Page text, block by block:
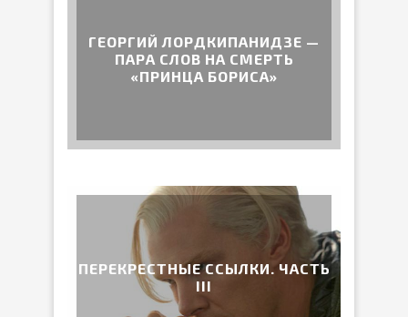
ГЕОРГИЙ ЛОРДКИПАНИДЗЕ —
ПАРА СЛОВ НА СМЕРТЬ
«ПРИНЦА БОРИСА»
ПЕРЕКРЕСТНЫЕ ССЫЛКИ. ЧАСТЬ
III